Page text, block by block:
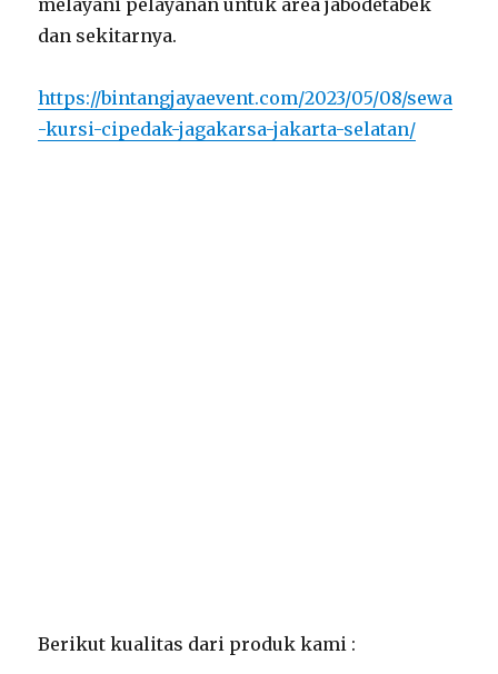
dan sekitarnya.
https://bintangjayaevent.com/2023/05/08/sewa
-kursi-cipedak-jagakarsa-jakarta-selatan/
Berikut kualitas dari produk kami :